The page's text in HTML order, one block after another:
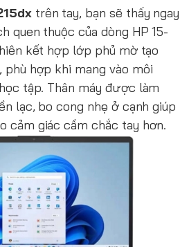
trên tay, bạn sẽ thấy ngay
quen thuộc của dòng HP 15-
kết hợp lớp phủ mờ tạo
hợp khi mang vào môi
tập. Thân máy được làm
lạc, bo cong nhẹ ở cạnh giúp
cảm giác cầm chắc tay hơn.